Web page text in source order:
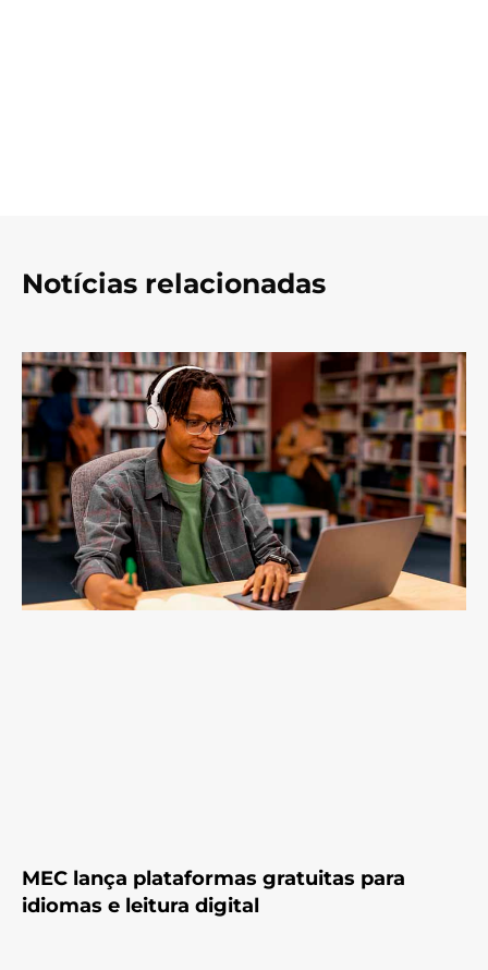
Notícias relacionadas
MEC lança plataformas gratuitas para
idiomas e leitura digital